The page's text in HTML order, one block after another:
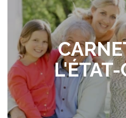
L’art en distinction
Musique et théâtre sous les projecteurs